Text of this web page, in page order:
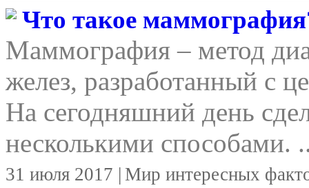
Что такое
Маммография – метод
желез, разработанный с
На сегодняшний день
несколькими способами.
31 июля 2017 | Мир интересных